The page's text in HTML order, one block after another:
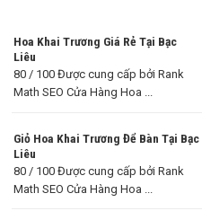
Hoa Khai Trương Giá Rẻ Tại Bạc
Liêu
80 / 100 Được cung cấp bởi Rank
Math SEO Cửa Hàng Hoa ...
Giỏ Hoa Khai Trương Để Bàn Tại Bạc
Liêu
80 / 100 Được cung cấp bởi Rank
Math SEO Cửa Hàng Hoa ...